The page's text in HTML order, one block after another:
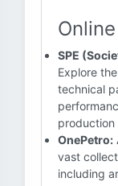
SPE
Explore
technical
production
OnePetro:
vast
including